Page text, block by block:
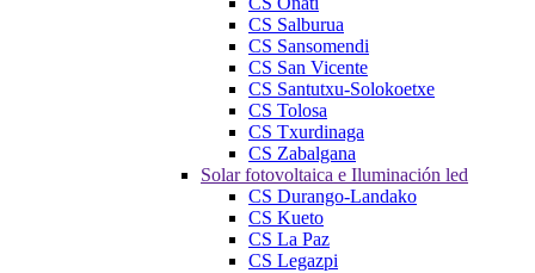
CS Salburua
CS Sansomendi
CS San Vicente
CS Santutxu-Solokoetxe
CS Tolosa
CS Txurdinaga
CS Zabalgana
Solar fotovoltaica e Iluminación led
CS Durango-Landako
CS Kueto
CS La Paz
CS Legazpi